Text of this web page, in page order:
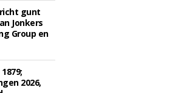
gunt
Jonkers
Group en
2026,